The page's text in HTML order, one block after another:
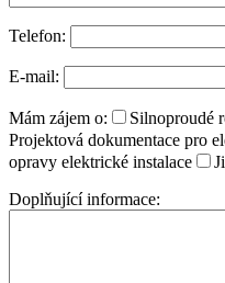
Telefon:
E-mail:
Mám zájem o: Silnoproudé
Projektová dokumentace pro
opravy elektrické instalace
Doplňující informace: